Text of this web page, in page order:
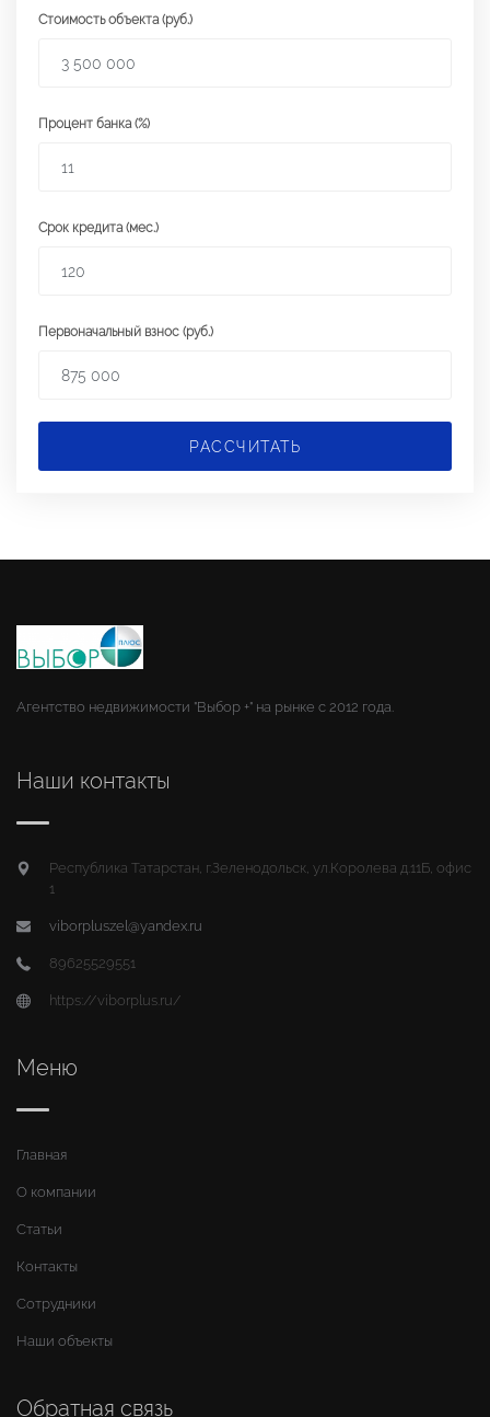
Стоимость объекта (руб.)
Процент банка (%)
Срок кредита (мес.)
Первоначальный взнос (руб.)
РАССЧИТАТЬ
Агентство недвижимости "Выбор +" на рынке с 2012 года.
Наши контакты
Республика Татарстан, г.Зеленодольск, ул.Королева д.11Б, офис
1
viborpluszel@yandex.ru
89625529551
https://viborplus.ru/
Меню
Главная
О компании
Статьи
Контакты
Сотрудники
Наши объекты
Обратная связь